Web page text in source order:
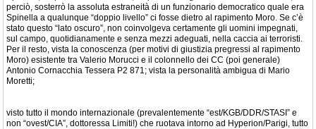
perciò, sosterrò la assoluta estraneità di un funzionario democratico quale era
Spinella a qualunque “doppio livello” ci fosse dietro al rapimento Moro. Se c’è
stato questo “lato oscuro”, non coinvolgeva certamente gli uomini impegnati,
sul campo, quotidianamente e senza mezzi adeguati, nella caccia ai terroristi.
Per il resto, vista la conoscenza (per motivi di giustizia pregressi al rapimento
Moro) esistente tra Valerio Morucci e il colonnello dei CC (poi generale)
Antonio Cornacchia Tessera P2 871; vista la personalità ambigua di Mario
Moretti;
visto tutto il mondo internazionale (prevalentemente “est/KGB/DDR/STASI” e
non “ovest/CIA”, dottoressa Limiti!) che ruotava intorno ad Hyperion/Parigi, tutto